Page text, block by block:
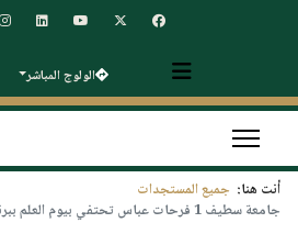
الولوج المباشر
أنت هنا: جميع المستجدات
جامعة سطيف 1 فرحات عباس تحتفي بيوم العلم ببرنامج علمي وثقافي ثري